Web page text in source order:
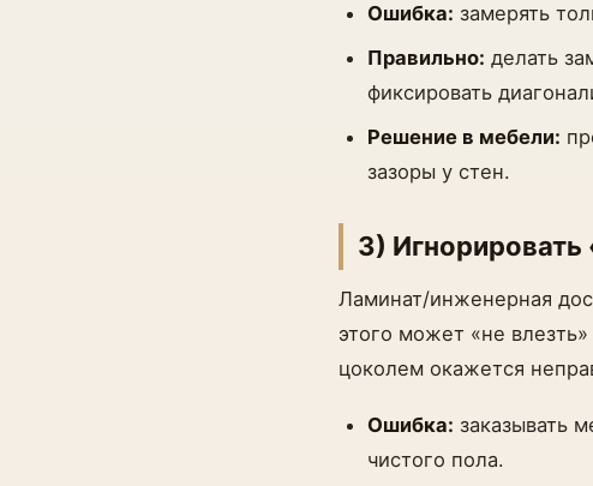
Ошибка: замерять
Правильно: делать
фиксировать
Решение в мебели:
зазоры у стен.
3)
Ламинат/инженерная
этого может «не
цоколем окажется
Ошибка: заказывать
чистого пола.